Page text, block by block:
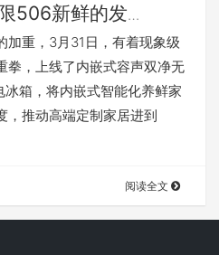
506新鲜的发
族再添组员
加重，3月31日，有着现象级
拳，上线了内嵌式容声双净无
箱，将内嵌式智能化养鲜家
，推动高端定制家居进到
阅读全文